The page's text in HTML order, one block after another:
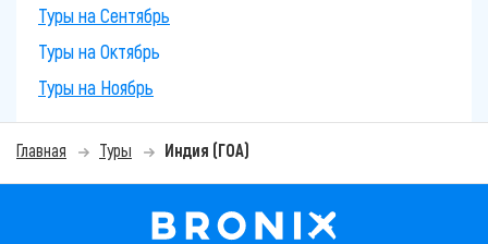
Туры на Сентябрь
Туры на Октябрь
Туры на Ноябрь
Главная Туры Индия (ГОА)